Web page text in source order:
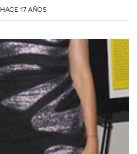
HACE 17 AÑOS